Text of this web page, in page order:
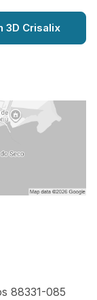
3D Crisalix
88331-085